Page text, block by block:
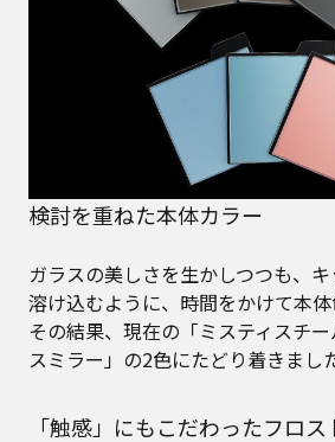
検討を重ねた本体カラー
ガラスの美しさを生かしつつも、
溶け込むように、時間をかけて本体
その結果、現在の「ミスティスチ
スミラー」の2色にたどり着きまし
「触感」にもこだわったフロス